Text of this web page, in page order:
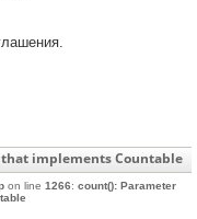
on line 1266: count(): Parameter
implements Countable